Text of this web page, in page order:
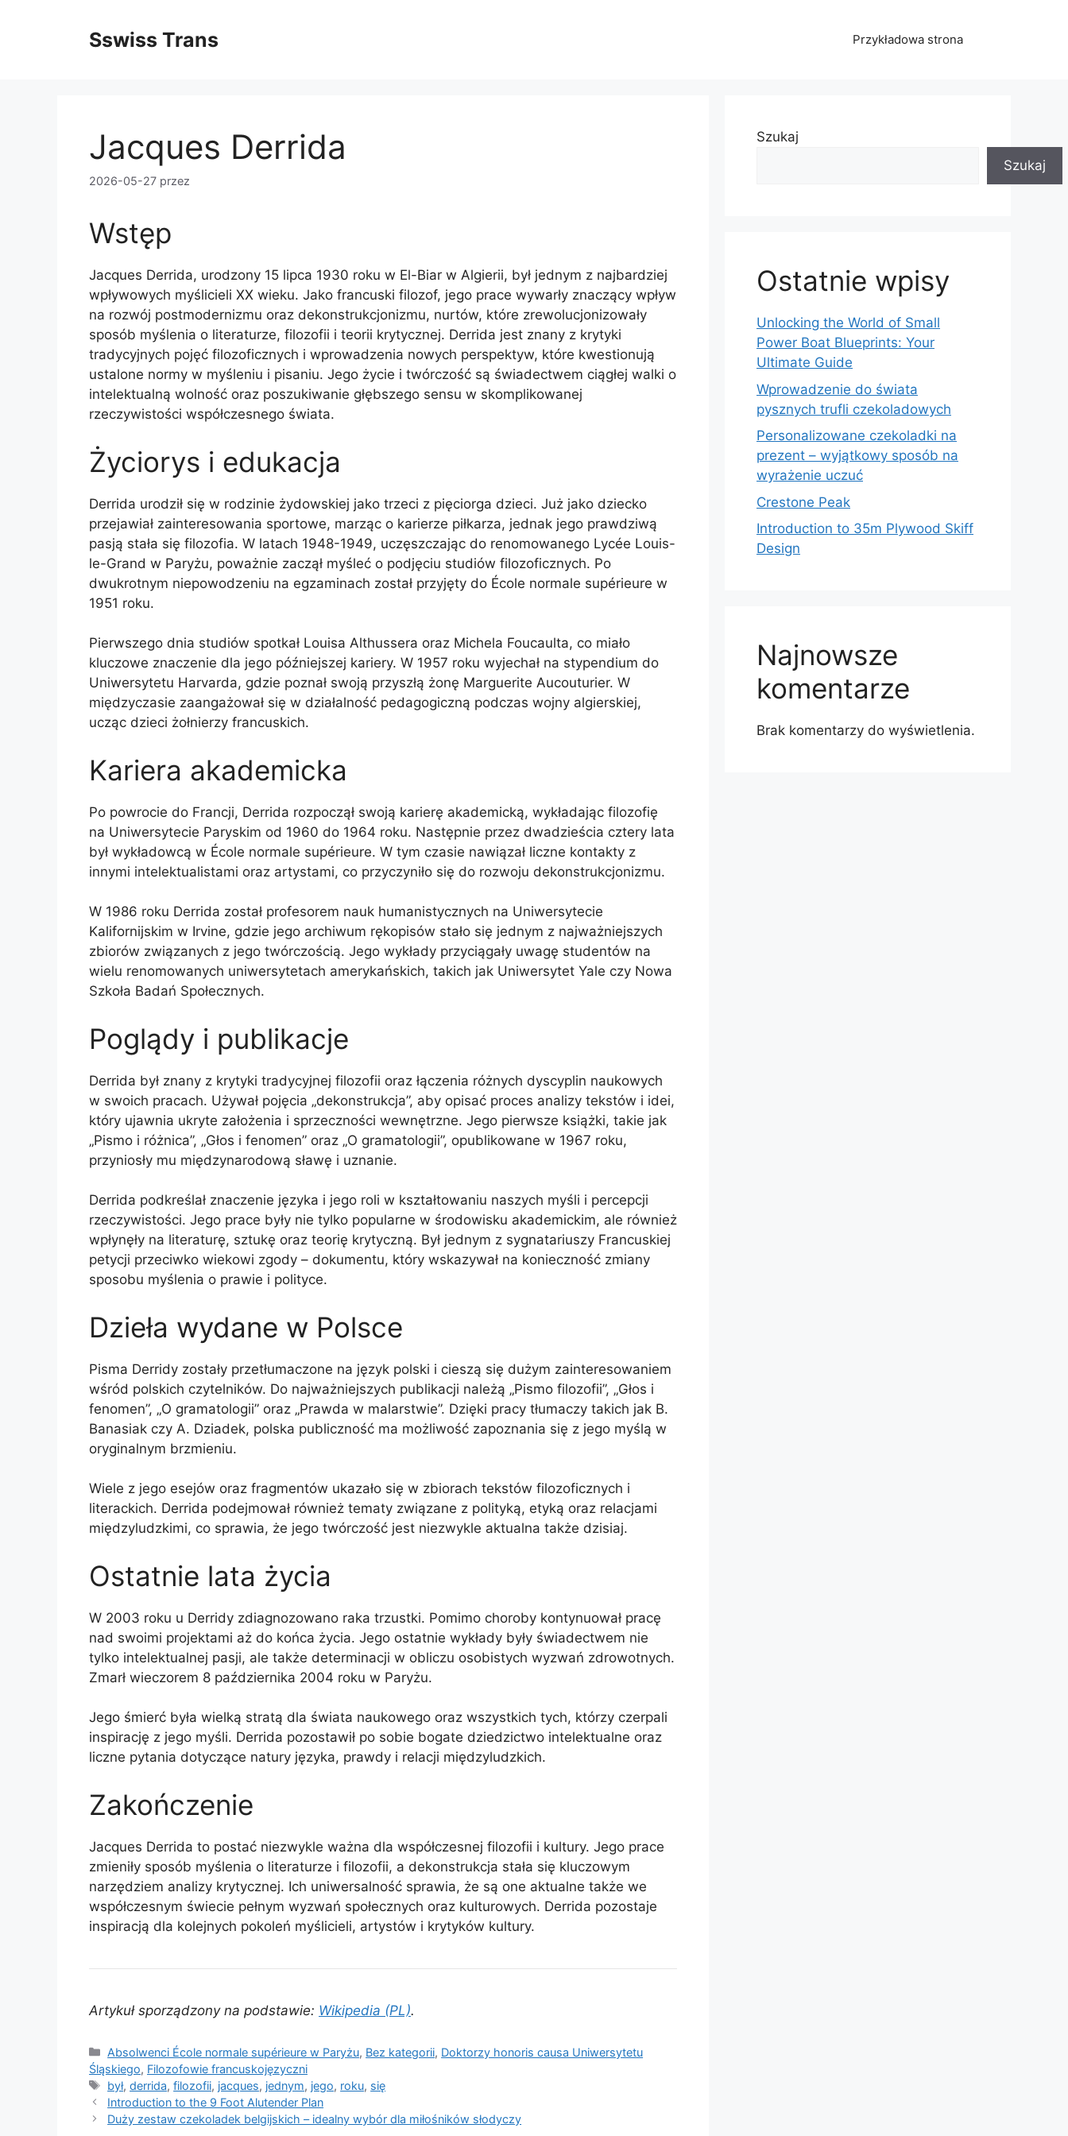
Sswiss Trans Przykładowa strona
Jacques Derrida
2026-05-27 przez
Wstęp
Jacques Derrida, urodzony 15 lipca 1930 roku w El-Biar w Algierii, był jednym z najbardziej
wpływowych myślicieli XX wieku. Jako francuski filozof, jego prace wywarły znaczący wpływ
na rozwój postmodernizmu oraz dekonstrukcjonizmu, nurtów, które zrewolucjonizowały
sposób myślenia o literaturze, filozofii i teorii krytycznej. Derrida jest znany z krytyki
tradycyjnych pojęć filozoficznych i wprowadzenia nowych perspektyw, które kwestionują
ustalone normy w myśleniu i pisaniu. Jego życie i twórczość są świadectwem ciągłej walki o
intelektualną wolność oraz poszukiwanie głębszego sensu w skomplikowanej
rzeczywistości współczesnego świata.
Życiorys i edukacja
Derrida urodził się w rodzinie żydowskiej jako trzeci z pięciorga dzieci. Już jako dziecko
przejawiał zainteresowania sportowe, marząc o karierze piłkarza, jednak jego prawdziwą
pasją stała się filozofia. W latach 1948-1949, uczęszczając do renomowanego Lycée Louis-
le-Grand w Paryżu, poważnie zaczął myśleć o podjęciu studiów filozoficznych. Po
dwukrotnym niepowodzeniu na egzaminach został przyjęty do École normale supérieure w
1951 roku.
Pierwszego dnia studiów spotkał Louisa Althussera oraz Michela Foucaulta, co miało
kluczowe znaczenie dla jego późniejszej kariery. W 1957 roku wyjechał na stypendium do
Uniwersytetu Harvarda, gdzie poznał swoją przyszłą żonę Marguerite Aucouturier. W
międzyczasie zaangażował się w działalność pedagogiczną podczas wojny algierskiej,
ucząc dzieci żołnierzy francuskich.
Kariera akademicka
Po powrocie do Francji, Derrida rozpoczął swoją karierę akademicką, wykładając filozofię
na Uniwersytecie Paryskim od 1960 do 1964 roku. Następnie przez dwadzieścia cztery lata
był wykładowcą w École normale supérieure. W tym czasie nawiązał liczne kontakty z
innymi intelektualistami oraz artystami, co przyczyniło się do rozwoju dekonstrukcjonizmu.
W 1986 roku Derrida został profesorem nauk humanistycznych na Uniwersytecie
Kalifornijskim w Irvine, gdzie jego archiwum rękopisów stało się jednym z najważniejszych
zbiorów związanych z jego twórczością. Jego wykłady przyciągały uwagę studentów na
wielu renomowanych uniwersytetach amerykańskich, takich jak Uniwersytet Yale czy Nowa
Szkoła Badań Społecznych.
Poglądy i publikacje
Derrida był znany z krytyki tradycyjnej filozofii oraz łączenia różnych dyscyplin naukowych
w swoich pracach. Używał pojęcia „dekonstrukcja”, aby opisać proces analizy tekstów i idei,
który ujawnia ukryte założenia i sprzeczności wewnętrzne. Jego pierwsze książki, takie jak
„Pismo i różnica”, „Głos i fenomen” oraz „O gramatologii”, opublikowane w 1967 roku,
przyniosły mu międzynarodową sławę i uznanie.
Derrida podkreślał znaczenie języka i jego roli w kształtowaniu naszych myśli i percepcji
rzeczywistości. Jego prace były nie tylko popularne w środowisku akademickim, ale również
wpłynęły na literaturę, sztukę oraz teorię krytyczną. Był jednym z sygnatariuszy Francuskiej
petycji przeciwko wiekowi zgody – dokumentu, który wskazywał na konieczność zmiany
sposobu myślenia o prawie i polityce.
Dzieła wydane w Polsce
Pisma Derridy zostały przetłumaczone na język polski i cieszą się dużym zainteresowaniem
wśród polskich czytelników. Do najważniejszych publikacji należą „Pismo filozofii”, „Głos i
fenomen”, „O gramatologii” oraz „Prawda w malarstwie”. Dzięki pracy tłumaczy takich jak B.
Banasiak czy A. Dziadek, polska publiczność ma możliwość zapoznania się z jego myślą w
oryginalnym brzmieniu.
Wiele z jego esejów oraz fragmentów ukazało się w zbiorach tekstów filozoficznych i
literackich. Derrida podejmował również tematy związane z polityką, etyką oraz relacjami
międzyludzkimi, co sprawia, że jego twórczość jest niezwykle aktualna także dzisiaj.
Ostatnie lata życia
W 2003 roku u Derridy zdiagnozowano raka trzustki. Pomimo choroby kontynuował pracę
nad swoimi projektami aż do końca życia. Jego ostatnie wykłady były świadectwem nie
tylko intelektualnej pasji, ale także determinacji w obliczu osobistych wyzwań zdrowotnych.
Zmarł wieczorem 8 października 2004 roku w Paryżu.
Jego śmierć była wielką stratą dla świata naukowego oraz wszystkich tych, którzy czerpali
inspirację z jego myśli. Derrida pozostawił po sobie bogate dziedzictwo intelektualne oraz
liczne pytania dotyczące natury języka, prawdy i relacji międzyludzkich.
Zakończenie
Jacques Derrida to postać niezwykle ważna dla współczesnej filozofii i kultury. Jego prace
zmieniły sposób myślenia o literaturze i filozofii, a dekonstrukcja stała się kluczowym
narzędziem analizy krytycznej. Ich uniwersalność sprawia, że są one aktualne także we
współczesnym świecie pełnym wyzwań społecznych oraz kulturowych. Derrida pozostaje
inspiracją dla kolejnych pokoleń myślicieli, artystów i krytyków kultury.
Artykuł sporządzony na podstawie: Wikipedia (PL).
Kategorie
Absolwenci École normale supérieure w Paryżu, Bez kategorii, Doktorzy honoris causa Uniwersytetu
Śląskiego, Filozofowie francuskojęzyczni
Tagi
był,derrida,filozofii, jacques, jednym, jego, roku, się
Introduction to the 9 Foot Alutender Plan
Duży zestaw czekoladek belgijskich – idealny wybór dla miłośników słodyczy
Szukaj
Szukaj
Ostatnie wpisy
Unlocking the World of Small
Power Boat Blueprints: Your
Ultimate Guide
Wprowadzenie do świata
pysznych trufli czekoladowych
Personalizowane czekoladki na
prezent – wyjątkowy sposób na
wyrażenie uczuć
Crestone Peak
Introduction to 35m Plywood Skiff
Design
Najnowsze
komentarze
Brak komentarzy do wyświetlenia.